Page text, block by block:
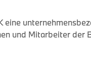
und Mitarbeiter der